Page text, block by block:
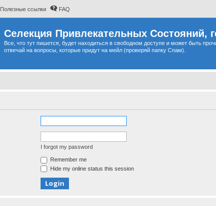
Полезные ссылки FAQ
Селекция Привлекательных Состояний,
Все, что тут пишется, будет находиться в свободном доступе и может быть
отвечай на вопросы, которые придут на мейл (проверяй папку Спам).
I forgot my password
Remember me
Hide my online status this session